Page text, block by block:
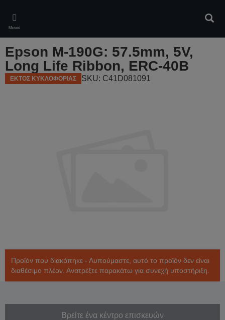
main
content
Μενού
Epson M-190G: 57.5mm, 5V,
Long Life Ribbon, ERC-40B
ΕΚΤΟΣ ΚΥΚΛΟΦΟΡΙΑΣ SKU: C41D081091
Προϊόν που διακόπηκε - Λυπούμαστε, αυτό το προϊόν δεν είναι
διαθέσιμο πλέον. Ανατρέξτε παρακάτω για συνεχή υποστήριξη.
Βρείτε ένα κέντρο επισκευών